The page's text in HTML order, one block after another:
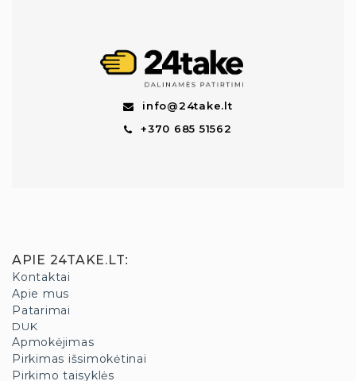
info@24take.lt
+370 685 51562
APIE 24TAKE.LT:
Kontaktai
Apie mus
Patarimai
DUK
Apmokėjimas
Pirkimas išsimokėtinai
Pirkimo taisyklės